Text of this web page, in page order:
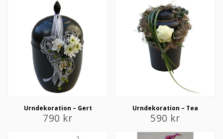
Urndekoration – Gert
790 kr
Urndekoration – Tea
590 kr